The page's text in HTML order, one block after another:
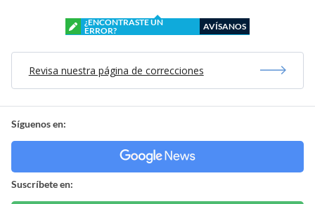
¿ENCONTRASTE UN
ERROR?
AVÍSANOS
Revisa nuestra página de correcciones
Síguenos en:
Suscríbete en: